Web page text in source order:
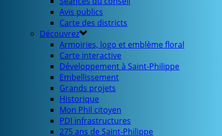
Avis publics
Carte des districts
Découvrez
Armoiries, logo et emblème floral
Carte interactive
Développement à Saint-Philippe
Embellissement
Grands projets
Historique
Mon Phil citoyen
PDI infrastructures
275 ans de Saint-Philippe